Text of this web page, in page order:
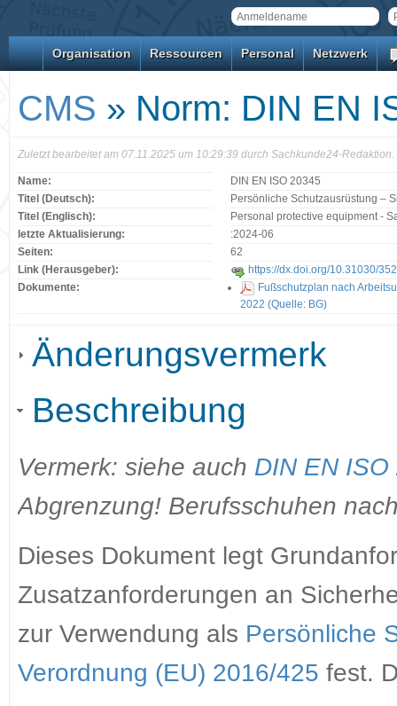
Organisation Ressourcen Personal Netzwerk
CMS » Norm: DIN EN
Zuletzt bearbeitet am 07.11.2025 um 10:29:39 durch Sachkunde24-Redaktion.
Name:
DIN EN ISO 20345
Titel (Deutsch):
Persönliche Schutzausrüstung –
Titel (Englisch):
Personal protective equipment -
letzte Aktualisierung:
:2024-06
Seiten:
62
Link (Herausgeber):
https://dx.doi.org/10.31030/
Dokumente:
Fußschutzplan nach
2022 (Quelle: BG)
Änderungsvermerk
Beschreibung
Vermerk: siehe auch DIN EN ISO
Abgrenzung! Berufsschuhen
Dieses Dokument legt
Zusatzanforderungen an
zur Verwendung als Persönliche
Verordnung (EU) 2016/425 fest.